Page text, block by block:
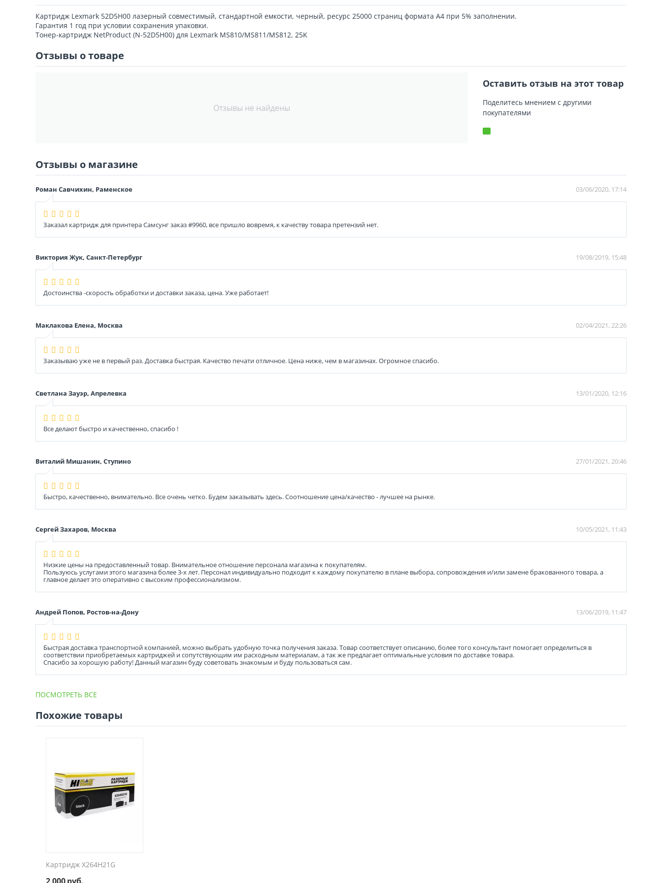
Картридж Lexmark 52D5H00 лазерный совместимый, стандартной емкости, черный, ресурс 25000 страниц формата А4 при 5% заполнении.
Гарантия 1 год при условии сохранения упаковки.
Тонер-картридж NetProduct (N-52D5H00) для Lexmark MS810/MS811/MS812, 25K
Отзывы о товаре
Отзывы не найдены
Оставить отзыв на этот товар
Поделитесь мнением с другими
покупателями
Отзывы о магазине
Роман Савчихин, Раменское 03/06/2020, 17:14
Заказал картридж для принтера Самсунг заказ #9960, все пришло вовремя, к качеству товара претензий нет.
Виктория Жук, Санкт-Петербург 19/08/2019, 15:48
Достоинства -скорость обработки и доставки заказа, цена. Уже работает!
Маклакова Елена, Москва 02/04/2021, 22:26
Заказываю уже не в первый раз. Доставка быстрая. Качество печати отличное. Цена ниже, чем в магазинах. Огромное спасибо.
Светлана Зауэр, Апрелевка 13/01/2020, 12:16
Все делают быстро и качественно, спасибо !
Виталий Мишанин, Ступино 27/01/2021, 20:46
Быстро, качественно, внимательно. Все очень четко. Будем заказывать здесь. Соотношение цена/качество - лучшее на рынке.
Сергей Захаров, Москва 10/05/2021, 11:43
Низкие цены на предоставленный товар. Внимательное отношение персонала магазина к покупателям.
Пользуюсь услугами этого магазина более 3-х лет. Персонал индивидуально подходит к каждому покупателю в плане выбора, сопровождения и/или замене бракованного товара, а
главное делает это оперативно с высоким профессионализмом.
Андрей Попов, Ростов-на-Дону 13/06/2019, 11:47
Быстрая доставка транспортной компанией, можно выбрать удобную точка получения заказа. Товар соответствует описанию, более того консультант помогает определиться в
соответствии приобретаемых картриджей и сопутствующим им расходным материалам, а так же предлагает оптимальные условия по доставке товара.
Спасибо за хорошую работу! Данный магазин буду советовать знакомым и буду пользоваться сам.
ПОСМОТРЕТЬ ВСЕ
Похожие товары
Картридж X264H21G